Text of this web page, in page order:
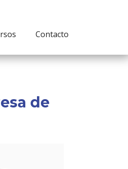
Contacto
de